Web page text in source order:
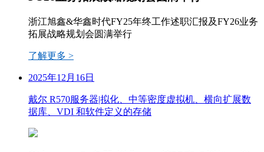
浙江旭鑫&华鑫时代FY25年终工作述职汇报及FY26业务
拓展战略规划会圆满举行
了解更多 >
2025年12月16日
戴尔 R570服务器|拟化、中等密度虚拟机、横向扩展数
据库、VDI 和软件定义的存储